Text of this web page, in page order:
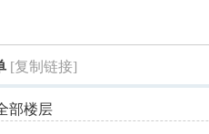
索
[复制链接]
部楼层